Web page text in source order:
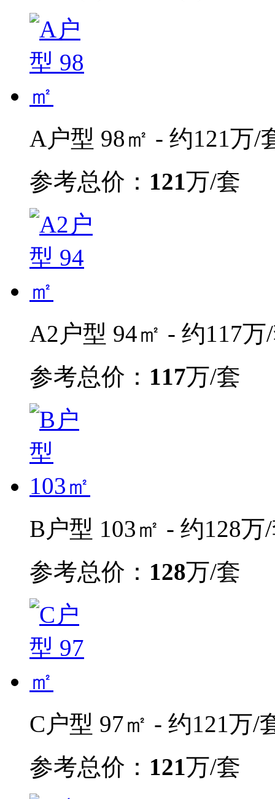
A户型 98㎡ - 约121万/
参考总价： 121万/套
A2户型 94㎡ - 约117万
参考总价： 117万/套
B户型 103㎡ - 约128万
参考总价： 128万/套
C户型 97㎡ - 约121万/
参考总价： 121万/套